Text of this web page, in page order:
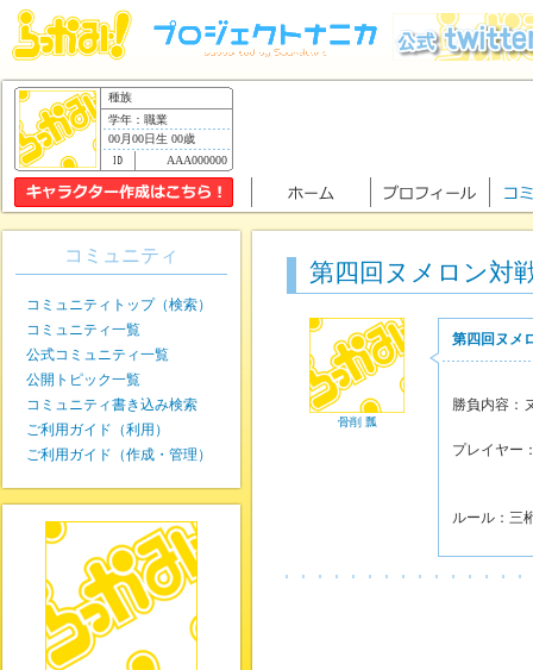
種族
学年：職業
00月00日生 00歳
AAA000000
第四回ヌメロン対
骨削 瓢
第四回ヌメ
勝負内容：
プレイヤ
ルール：三
コミュニティ
コミュニティトップ（検索）
コミュニティ一覧
公式コミュニティ一覧
公開トピック一覧
コミュニティ書き込み検索
ご利用ガイド（利用）
ご利用ガイド（作成・管理）